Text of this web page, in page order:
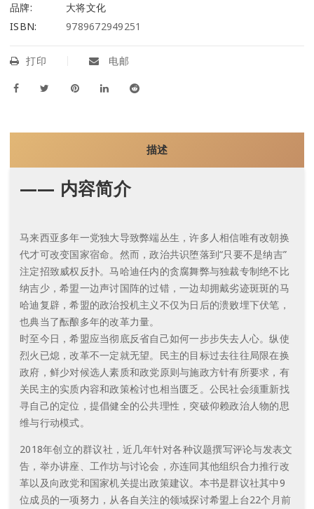
品牌:
大将文化
ISBN:
9789672949251
打印 电邮
描述
—— 内容简介
马来西亚多年一党独大导致弊端丛生，许多人相信唯有改朝换
代才可改变国家宿命。然而，政治共识堕落到“只要不是纳吉”
注定招致威权反扑。马哈迪任内的贪腐舞弊与独裁专制绝不比
纳吉少，希盟一边声讨国阵的过错，一边却拥戴劣迹斑斑的马
哈迪复辟，希盟的政治投机主义不仅为日后的溃败埋下伏笔，
也典当了酝酿多年的改革力量。
时至今日，希盟应当彻底反省自己如何一步步失去人心。纵使
烈火已熄，改革不一定就无望。民主的目标过去往往局限在换
政府，鲜少对候选人素质和政党原则与施政方针有所要求，有
关民主的实质内容和政策检讨也相当匮乏。公民社会须重新找
寻自己的定位，提倡健全的公共理性，突破仰赖政治人物的思
维与行动模式。
2018年创立的群议社，近几年针对各种议题撰写评论与发表文
告，举办讲座、工作坊与讨论会，亦连同其他组织合力推行改
革以及向政党和国家机关提出政策建议。本书是群议社其中9
位成员的一项努力，从各自关注的领域探讨希盟上台22个月前